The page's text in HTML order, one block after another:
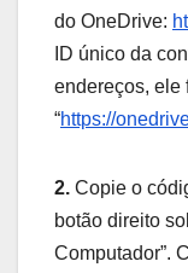
do OneDrive:
ID único da
endereços, ele
“https://
2. Copie o
botão direito
Computador”.